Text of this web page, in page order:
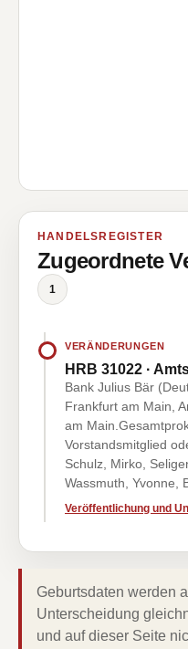
HANDELSREGISTER
Zugeordnete
1
VERÄNDERUNGEN
HRB 31022 ·
Bank Julius Bär
Frankfurt am Main,
am
Vorstandsmitglied
Schulz, Mirko,
Wassmuth, Yvonne,
Veröffentlichung und
Geburtsdaten werden
Unterscheidung
und auf dieser Seite